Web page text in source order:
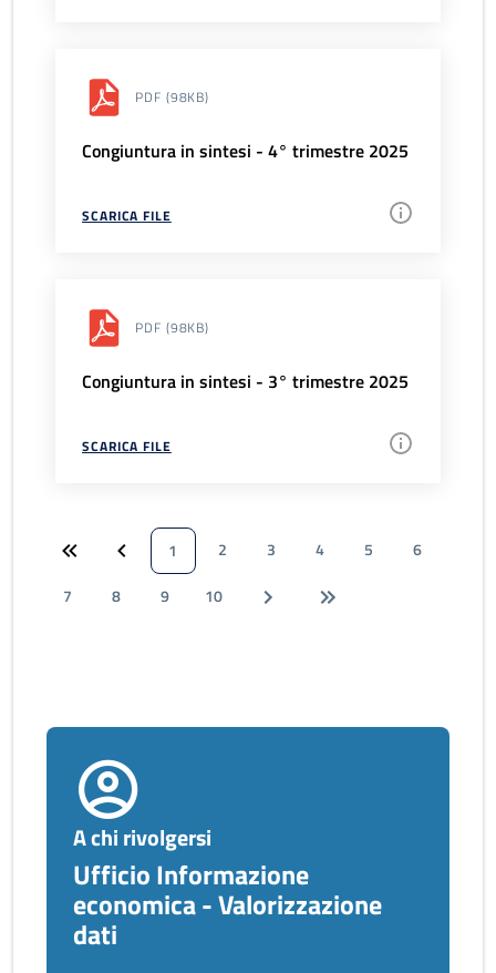
PDF (98KB)
Congiuntura in sintesi - 4° trimestre 2025
SCARICA FILE
PDF (98KB)
Congiuntura in sintesi - 3° trimestre 2025
SCARICA FILE
1 2 3 4 5
6
7
8 9 10
A chi rivolgersi
Ufficio Informazione
economica - Valorizzazione
dati